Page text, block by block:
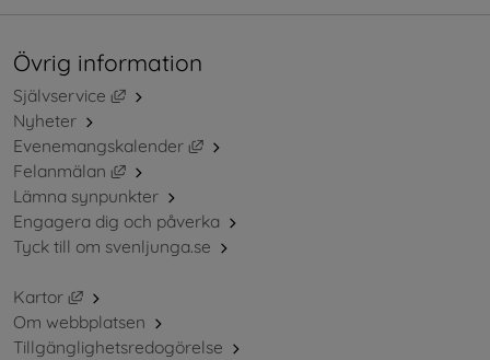
Övrig information
Självservice
Länk till annan webbplats, öppnas i nytt fönster.
Nyheter
Evenemangskalender
Länk till annan webbplats, öppnas i
Felanmälan
Länk till annan webbplats, öppnas i nytt fönster.
Lämna synpunkter
Engagera dig och påverka
Tyck till om svenljunga.se
Kartor
Länk till annan webbplats, öppnas i nytt fönster.
Om webbplatsen
Tillgänglighetsredogörelse